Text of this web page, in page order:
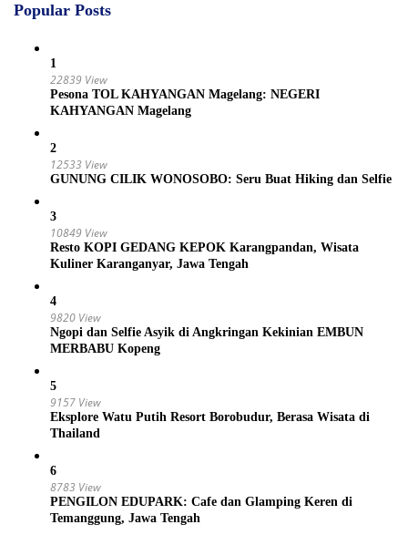
Popular Posts
1
22839 View
Pesona TOL KAHYANGAN Magelang: NEGERI
KAHYANGAN Magelang
2
12533 View
GUNUNG CILIK WONOSOBO: Seru Buat Hiking dan Selfie
3
10849 View
Resto KOPI GEDANG KEPOK Karangpandan, Wisata
Kuliner Karanganyar, Jawa Tengah
4
9820 View
Ngopi dan Selfie Asyik di Angkringan Kekinian EMBUN
MERBABU Kopeng
5
9157 View
Eksplore Watu Putih Resort Borobudur, Berasa Wisata di
Thailand
6
8783 View
PENGILON EDUPARK: Cafe dan Glamping Keren di
Temanggung, Jawa Tengah